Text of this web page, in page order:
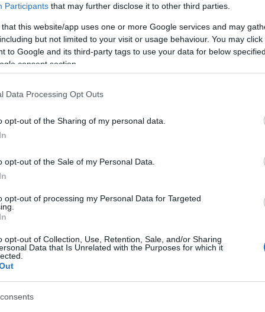
Participants that may further disclose it to other third parties.
that this website/app uses one or more Google services and may
but not limited to your visit or usage behaviour. You may
to Google and its third-party tags to use your data for below
consent section.
Data Processing Opt Outs
opt-out of the Sharing of my personal data.
opt-out of the Sale of my Personal Data.
opt-out of processing my Personal Data for Targeted
opt-out of Collection, Use, Retention, Sale, and/or Sharing
Data that Is Unrelated with the Purposes for which it
ElNasdaqque tiene un fuerte peso tecnológico,
fabricantes de chips comoMicron Technologyy
también habían caído previamente, con pérdidas